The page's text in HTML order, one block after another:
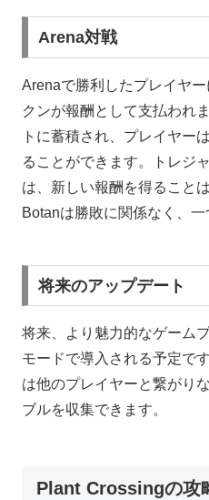
Arena対戦
Arenaで勝利したプレイヤ
クンが報酬として支払われ
トに蓄積され、プレイヤー
ることができます。トレジ
は、新しい報酬を得ること
Botanは勝敗に関係なく、
将来のアップデート
将来、より魅力的なゲーム
モードで導入される予定で
は他のプレイヤーと繋がり
ブルを収集できます。
Plant Crossingの攻